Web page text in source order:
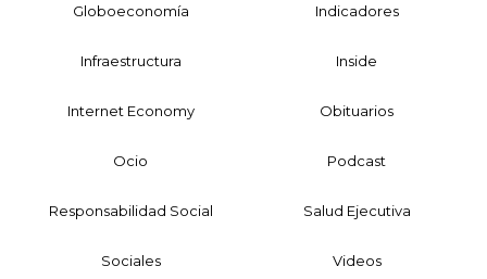
Globoeconomía Indicadores
Infraestructura Inside
Internet Economy Obituarios
Ocio Podcast
Responsabilidad Social Salud Ejecutiva
Sociales Videos